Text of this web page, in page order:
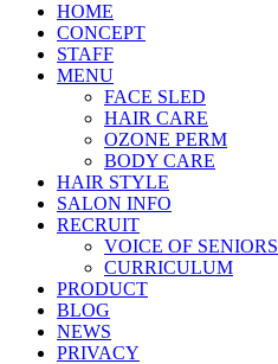
HOME
CONCEPT
STAFF
MENU
FACE SLED
HAIR CARE
OZONE PERM
BODY CARE
HAIR STYLE
SALON INFO
RECRUIT
VOICE OF SENIORS
CURRICULUM
PRODUCT
BLOG
NEWS
PRIVACY